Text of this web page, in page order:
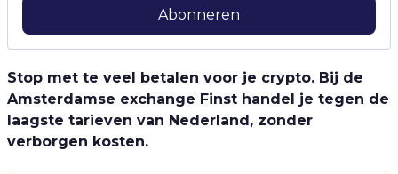
Abonneren
Stop met te veel betalen voor je crypto. Bij de
Amsterdamse exchange Finst handel je tegen de
laagste tarieven van Nederland, zonder
verborgen kosten.